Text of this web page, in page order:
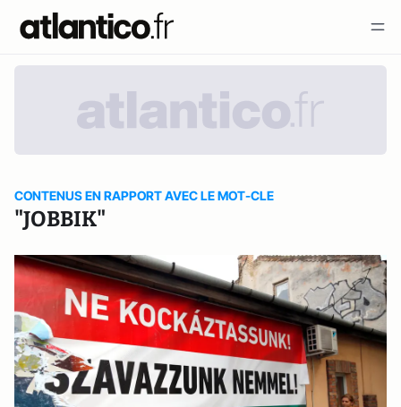
CONTENUS EN RAPPORT AVEC LE MOT-CLE
"JOBBIK"